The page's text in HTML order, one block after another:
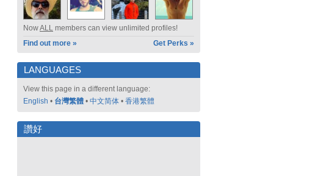
NowALL members can view unlimited profiles!
Find out more »
Get Perks »
LANGUAGES
View this page in a different language:
English • 台灣繁體 • 中文简体 • 香港繁體
讚好